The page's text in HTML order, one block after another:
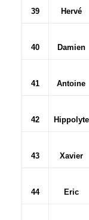
39 Hervé
40 Damien
41 Antoine
42 Hippolyte
43 Xavier
44 Eric